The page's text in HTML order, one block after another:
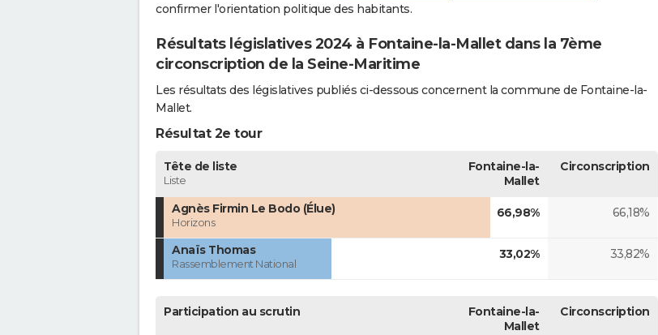
confirmer l'orientation politique des habitants.
Résultats législatives 2024 à Fontaine-la-Mallet dans la 7ème
circonscription de la Seine-Maritime
Les résultats des législatives publiés ci-dessous concernent la commune de Fontaine-la-
Mallet.
Résultat 2e tour
Tête de liste
Liste
Fontaine-la-
Mallet
Circonscription
Agnès Firmin Le Bodo (Élue)
Horizons
66,98% 66,18%
Anaïs Thomas
Rassemblement National
33,02% 33,82%
Participation au scrutin
Fontaine-la-
Mallet
Circonscription